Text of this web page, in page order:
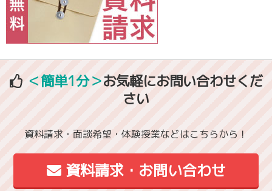
＜簡単1分＞お気軽にお問い合わせくだ
さい
資料請求・面談希望・体験授業などはこちらから！
資料請求・お問い合わせ